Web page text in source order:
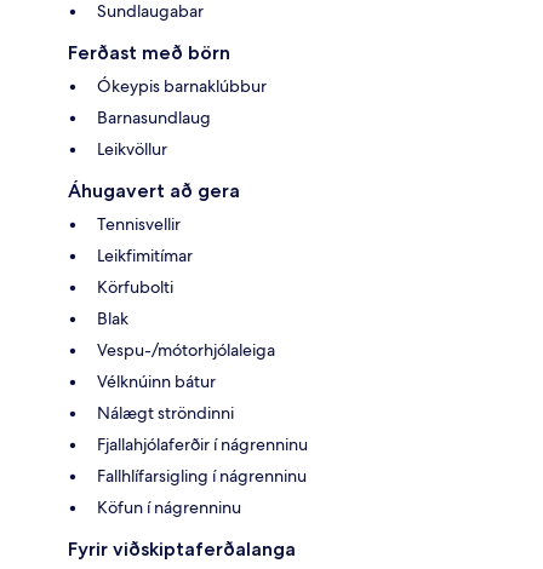
Sundlaugabar
Ferðast með börn
Ókeypis barnaklúbbur
Barnasundlaug
Leikvöllur
Áhugavert að gera
Tennisvellir
Leikfimitímar
Körfubolti
Blak
Vespu-/mótorhjólaleiga
Vélknúinn bátur
Nálægt ströndinni
Fjallahjólaferðir í nágrenninu
Fallhlífarsigling í nágrenninu
Köfun í nágrenninu
Fyrir viðskiptaferðalanga